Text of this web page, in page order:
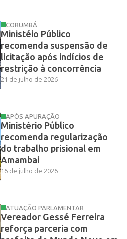
CORUMBÁ
Ministéio Público
recomenda suspensão de
licitação após indícios de
restrição à concorrência
21 de julho de 2026
APÓS APURAÇÃO
Ministério Público
recomenda regularização
do trabalho prisional em
Amambai
16 de julho de 2026
ATUAÇÃO PARLAMENTAR
Vereador Gessé Ferreira
reforça parceria com